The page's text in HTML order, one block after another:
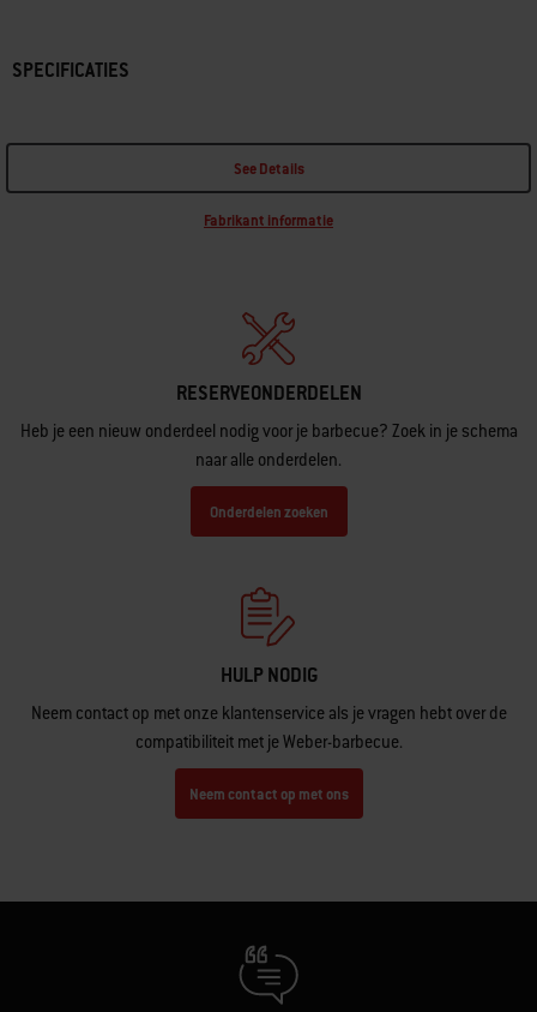
SPECIFICATIES
See Details
Fabrikant informatie
RESERVEONDERDELEN
Heb je een nieuw onderdeel nodig voor je barbecue? Zoek in je schema
naar alle onderdelen.
Onderdelen zoeken
HULP NODIG
Neem contact op met onze klantenservice als je vragen hebt over de
compatibiliteit met je Weber-barbecue.
Neem contact op met ons